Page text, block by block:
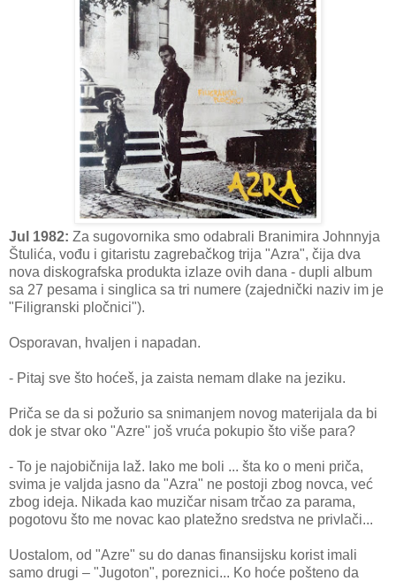
Jul 1982: Za sugovornika smo odabrali Branimira Johnnyja
Štulića, vođu i gitaristu zagrebačkog trija "Azra", čija dva
nova diskografska produkta izlaze ovih dana - dupli album
sa 27 pesama i singlica sa tri numere (zajednički naziv im je
"Filigranski pločnici").
Osporavan, hvaljen i napadan.
- Pitaj sve što hoćeš, ja zaista nemam dlake na jeziku.
Priča se da si požurio sa snimanjem novog materijala da bi
dok je stvar oko "Azre'' još vruća pokupio što više para?
- To je najobičnija laž. Iako me boli ... šta ko o meni priča,
svima je valjda jasno da "Azra" ne postoji zbog novca, već
zbog ideja. Nikada kao muzičar nisam trčao za parama,
pogotovu što me novac kao platežno sredstva ne privlači...
Uostalom, od "Azre" su do danas finansijsku korist imali
samo drugi – "Jugoton", poreznici... Ko hoće pošteno da